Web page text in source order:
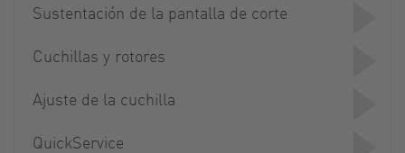
Sustentación de la pantalla de corte
Cuchillas y rotores
Ajuste de la cuchilla
QuickService